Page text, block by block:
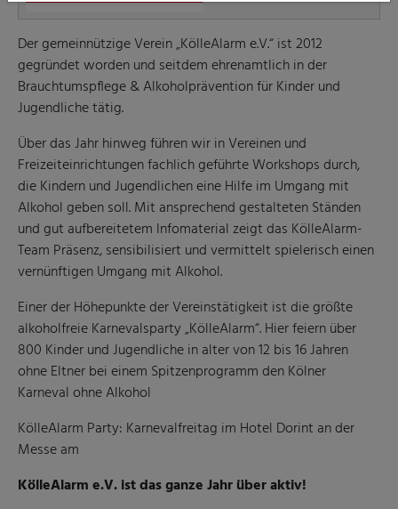
Der gemeinnützige Verein „KölleAlarm e.V.“ ist 2012
gegründet worden und seitdem ehrenamtlich in der
Brauchtumspflege & Alkoholprävention für Kinder und
Jugendliche tätig.
Über das Jahr hinweg führen wir in Vereinen und
Freizeiteinrichtungen fachlich geführte Workshops durch,
die Kindern und Jugendlichen eine Hilfe im Umgang mit
Alkohol geben soll. Mit ansprechend gestalteten Ständen
und gut aufbereitetem Infomaterial zeigt das KölleAlarm-
Team Präsenz, sensibilisiert und vermittelt spielerisch einen
vernünftigen Umgang mit Alkohol.
Einer der Höhepunkte der Vereinstätigkeit ist die größte
alkoholfreie Karnevalsparty „KölleAlarm“. Hier feiern über
800 Kinder und Jugendliche in alter von 12 bis 16 Jahren
ohne Eltner bei einem Spitzenprogramm den Kölner
Karneval ohne Alkohol
KölleAlarm Party: Karnevalfreitag im Hotel Dorint an der
Messe am
KölleAlarm e.V. ist das ganze Jahr über aktiv!